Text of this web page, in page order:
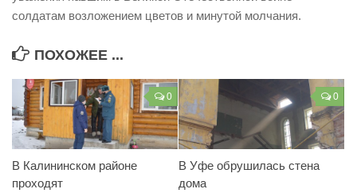
солдатам возложением цветов и минутой молчания.
ПОХОЖЕЕ ...
0
В Калининском районе
проходят
0
В Уфе обрушилась стена
дома